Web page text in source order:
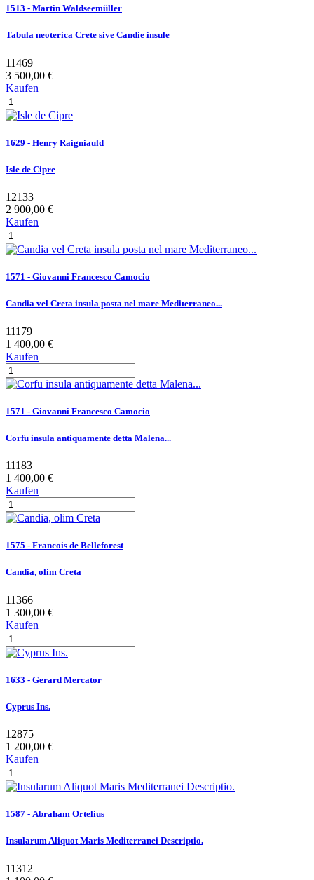
1513 - Martin Waldseemüller
Tabula neoterica Crete sive Candie insule
11469
3 500,00 €
Kaufen
1629 - Henry Raigniauld
Isle de Cipre
12133
2 900,00 €
Kaufen
1571 - Giovanni Francesco Camocio
Candia vel Creta insula posta nel mare Mediterraneo...
11179
1 400,00 €
Kaufen
1571 - Giovanni Francesco Camocio
Corfu insula antiquamente detta Malena...
11183
1 400,00 €
Kaufen
1575 - Francois de Belleforest
Candia, olim Creta
11366
1 300,00 €
Kaufen
1633 - Gerard Mercator
Cyprus Ins.
12875
1 200,00 €
Kaufen
1587 - Abraham Ortelius
Insularum Aliquot Maris Mediterranei Descriptio.
11312